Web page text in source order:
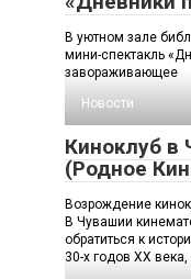
В уютном зале
мини-спектакль
завораживающее
Новости
Киноклуб в
(Родное
Возрождение
В Чувашии
обратиться к
30-х годов ХХ